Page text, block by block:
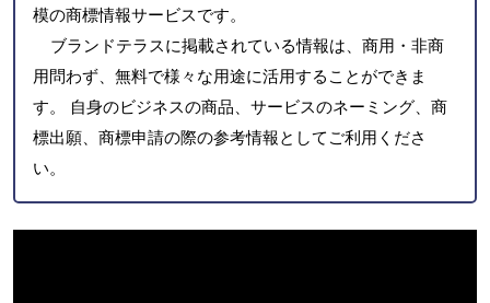
模の商標情報サービスです。
ブランドテラスに掲載されている情報は、商用・非商
用問わず、無料で様々な用途に活用することができま
す。 自身のビジネスの商品、サービスのネーミング、商
標出願、商標申請の際の参考情報としてご利用くださ
い。